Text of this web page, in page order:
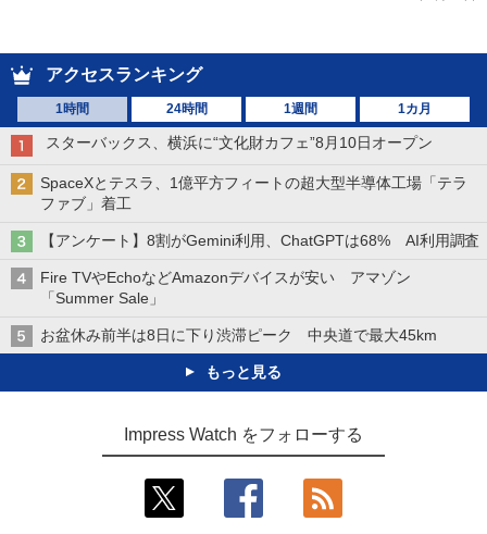
アクセスランキング
1時間 24時間 1週間 1カ月
スターバックス、横浜に“文化財カフェ”8月10日オープン
SpaceXとテスラ、1億平方フィートの超大型半導体工場「テラ
ファブ」着工
【アンケート】8割がGemini利用、ChatGPTは68% AI利用調査
Fire TVやEchoなどAmazonデバイスが安い アマゾン
「Summer Sale」
お盆休み前半は8日に下り渋滞ピーク 中央道で最大45km
もっと見る
Impress Watch をフォローする